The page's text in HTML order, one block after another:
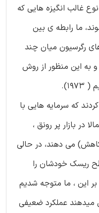
غالب انگیزه هایی که
ما رابطه ی بین
رگرسیون میان چند
به این منظور از روش
که سرمایه هایی با
در بازار پر رونق ،
می دهند، در حالی
ریسک خودشان را
این ، ما متوجه شدیم
میدهند عملکرد ضعیفی